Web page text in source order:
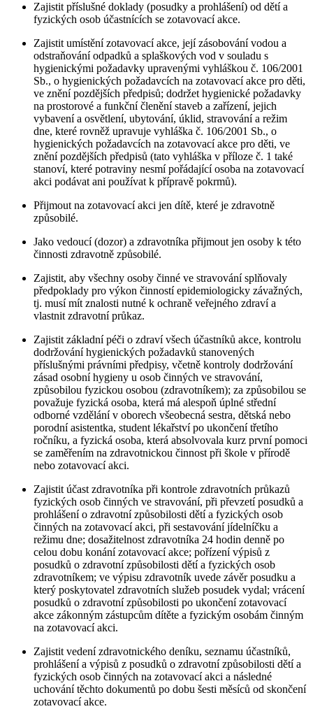
Zajistit příslušné doklady (posudky a prohlášení) od dětí a
fyzických osob účastnících se zotavovací akce.
Zajistit umístění zotavovací akce, její zásobování vodou a
odstraňování odpadků a splaškových vod v souladu s
hygienickými požadavky upravenými vyhláškou č. 106/2001
Sb., o hygienických požadavcích na zotavovací akce pro děti,
ve znění pozdějších předpisů; dodržet hygienické požadavky
na prostorové a funkční členění staveb a zařízení, jejich
vybavení a osvětlení, ubytování, úklid, stravování a režim
dne, které rovněž upravuje vyhláška č. 106/2001 Sb., o
hygienických požadavcích na zotavovací akce pro děti, ve
znění pozdějších předpisů (tato vyhláška v příloze č. 1 také
stanoví, které potraviny nesmí pořádající osoba na zotavovací
akci podávat ani používat k přípravě pokrmů).
Přijmout na zotavovací akci jen dítě, které je zdravotně
způsobilé.
Jako vedoucí (dozor) a zdravotníka přijmout jen osoby k této
činnosti zdravotně způsobilé.
Zajistit, aby všechny osoby činné ve stravování splňovaly
předpoklady pro výkon činností epidemiologicky závažných,
tj. musí mít znalosti nutné k ochraně veřejného zdraví a
vlastnit zdravotní průkaz.
Zajistit základní péči o zdraví všech účastníků akce, kontrolu
dodržování hygienických požadavků stanovených
příslušnými právními předpisy, včetně kontroly dodržování
zásad osobní hygieny u osob činných ve stravování,
způsobilou fyzickou osobou (zdravotníkem); za způsobilou se
považuje fyzická osoba, která má alespoň úplné střední
odborné vzdělání v oborech všeobecná sestra, dětská nebo
porodní asistentka, student lékařství po ukončení třetího
ročníku, a fyzická osoba, která absolvovala kurz první pomoci
se zaměřením na zdravotnickou činnost při škole v přírodě
nebo zotavovací akci.
Zajistit účast zdravotníka při kontrole zdravotních průkazů
fyzických osob činných ve stravování, při převzetí posudků a
prohlášení o zdravotní způsobilosti dětí a fyzických osob
činných na zotavovací akci, při sestavování jídelníčku a
režimu dne; dosažitelnost zdravotníka 24 hodin denně po
celou dobu konání zotavovací akce; pořízení výpisů z
posudků o zdravotní způsobilosti dětí a fyzických osob
zdravotníkem; ve výpisu zdravotník uvede závěr posudku a
který poskytovatel zdravotních služeb posudek vydal; vrácení
posudků o zdravotní způsobilosti po ukončení zotavovací
akce zákonným zástupcům dítěte a fyzickým osobám činným
na zotavovací akci.
Zajistit vedení zdravotnického deníku, seznamu účastníků,
prohlášení a výpisů z posudků o zdravotní způsobilosti dětí a
fyzických osob činných na zotavovací akci a následné
uchování těchto dokumentů po dobu šesti měsíců od skončení
zotavovací akce.